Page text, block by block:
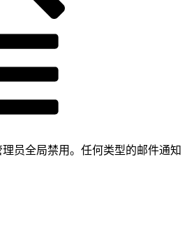
员全局禁用。任何类型的邮件通知